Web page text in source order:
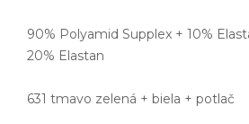
90% Polyamid Supplex + 10%
20% Elastan
631 tmavo zelená + biela + potlač